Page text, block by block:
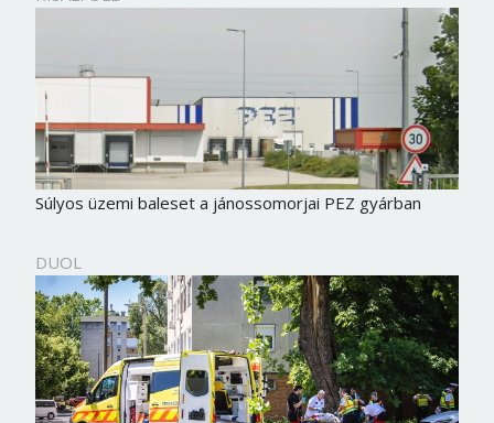
Súlyos üzemi baleset a jánossomorjai PEZ gyárban
DUOL